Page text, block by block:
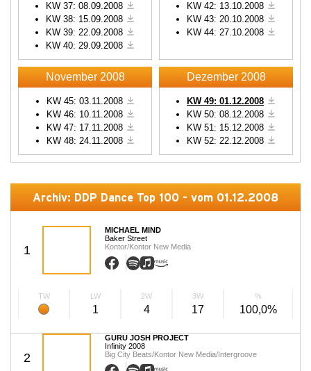
KW 37: 08.09.2008
KW 38: 15.09.2008
KW 39: 22.09.2008
KW 40: 29.09.2008
KW 42: 13.10.2008
KW 43: 20.10.2008
KW 44: 27.10.2008
November 2008
KW 45: 03.11.2008
KW 46: 10.11.2008
KW 47: 17.11.2008
KW 48: 24.11.2008
Dezember 2008
KW 49: 01.12.2008
KW 50: 08.12.2008
KW 51: 15.12.2008
KW 52: 22.12.2008
Archiv: DDP Dance Top 100 - vom 01.12.2008
1
MICHAEL MIND
Baker Street
Kontor/Kontor New Media
TW LW
1
2W
4
3W
17
%
100,0%
2
GURU JOSH PROJECT
Infinity 2008
Big City Beats/Kontor New Media/Intergroove